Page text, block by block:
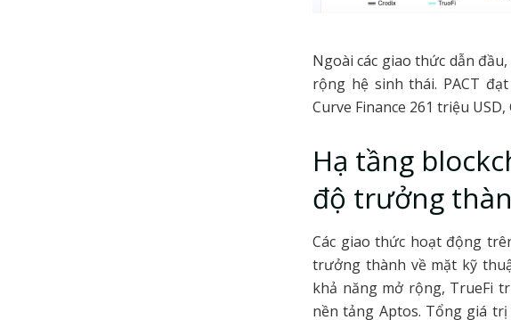
Ngoài các giao thức dẫn
rộng hệ sinh thái. PACT
Curve Finance 261 triệu
Hạ tầng
độ trưởng
Các giao thức hoạt động
trưởng thành về mặt kỹ
khả năng mở rộng, TrueFi
nền tảng Aptos. Tổng giá